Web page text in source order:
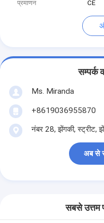
प्रमाणन
CE
सम्पर्क
Ms. Miranda
+8619036955870
नंबर 28, झेंगकी, स्ट्रीट,
अब से
सबसे उत्तम